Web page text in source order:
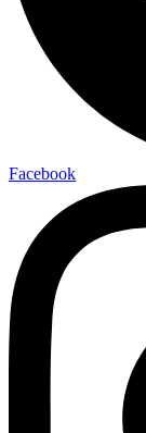
Facebook